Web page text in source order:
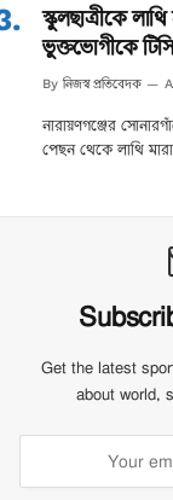
স্কুলছাত্রীকে
ভুক্তভোগীকে
By নিজস্ব প্রতিবেদক
নারায়ণগঞ্জের
পেছন থেকে লাথি
Get the latest
about world,